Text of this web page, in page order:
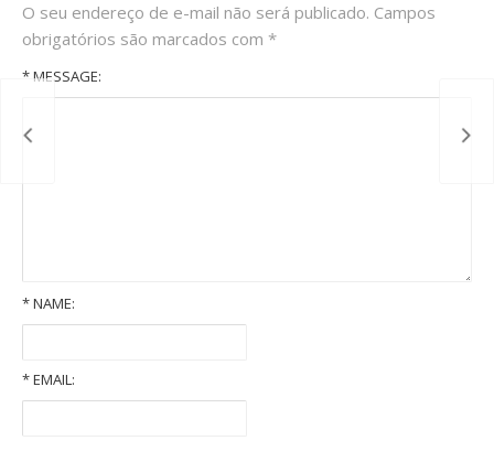
O seu endereço de e-mail não será publicado. Campos
obrigatórios são marcados com *
* MESSAGE:
*NAME:
*EMAIL: